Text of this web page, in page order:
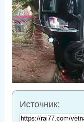
Источник: